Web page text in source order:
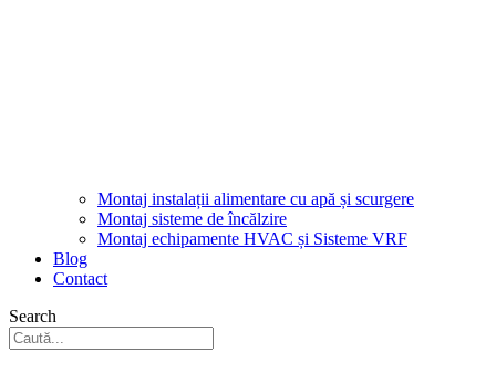
Montaj instalații alimentare cu apă și scurgere
Montaj sisteme de încălzire
Montaj echipamente HVAC și Sisteme VRF
Blog
Contact
Search